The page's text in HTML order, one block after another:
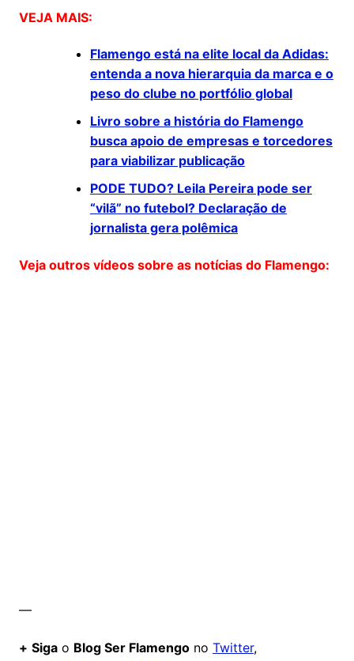
VEJA MAIS:
Flamengo está na elite local da Adidas:
entenda a nova hierarquia da marca e o
peso do clube no portfólio global
Livro sobre a história do Flamengo
busca apoio de empresas e torcedores
para viabilizar publicação
PODE TUDO? Leila Pereira pode ser
“vilã” no futebol? Declaração de
jornalista gera polêmica
Veja outros vídeos sobre as notícias do Flamengo:
—
+ Sigao Blog Ser Flamengono Twitter,